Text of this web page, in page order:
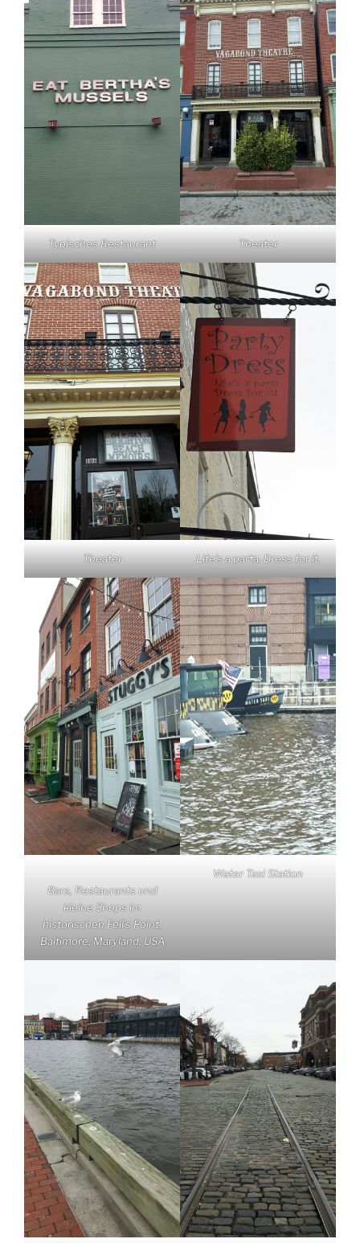
Typisches Restaurant Theater
Theater Life’s a parta. Dress for it.
Bars, Restaurants und
kleine Shops im
historischen Fell’s Point,
Baltimore, Maryland, USA
Water Taxi Station